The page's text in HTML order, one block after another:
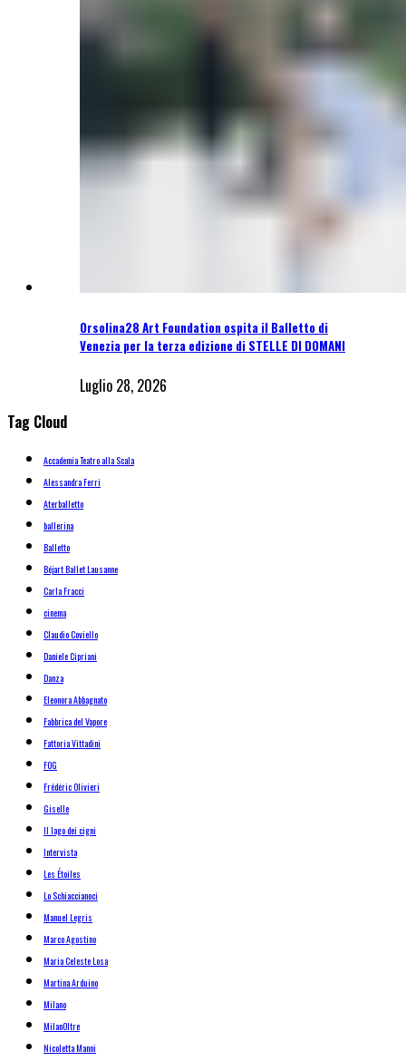
Orsolina28 Art Foundation ospita il Balletto di
Venezia per la terza edizione di STELLE DI DOMANI
Luglio 28, 2026
Tag Cloud
Accademia Teatro alla Scala
Alessandra Ferri
Aterballetto
ballerina
Balletto
Béjart Ballet Lausanne
Carla Fracci
cinema
Claudio Coviello
Daniele Cipriani
Danza
Eleonora Abbagnato
Fabbrica del Vapore
Fattoria Vittadini
FOG
Frédéric Olivieri
Giselle
Il lago dei cigni
Intervista
Les Étoiles
Lo Schiaccianoci
Manuel Legris
Marco Agostino
Maria Celeste Losa
Martina Arduino
Milano
MilanOltre
Nicoletta Manni